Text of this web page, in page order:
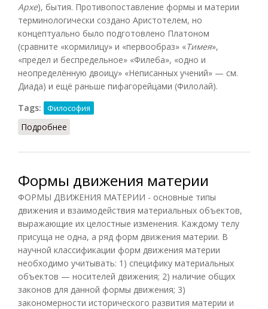
Архе), бытия. Противопоставление формы и материи
терминологически создано Аристотелем, но
концептуально было подготовлено Платоном
(сравните «кормилицу» и «первообраз» «Тимея»,
«предел и беспредельное» «Филеба», «одно и
неопределённую двоицу» «Неписанных учений» — см.
Диада) и ещё раньше пифагорейцами (Филолай).
Tags:
Философия
Подробнее
Формы движения материи
ФОРМЫ ДВИЖЕНИЯ МАТЕРИИ - основные типы
движения и взаимодействия материальных объектов,
выражающие их целостные изменения. Каждому телу
присуща не одна, а ряд форм движения материи. В
научной классификации форм движения материи
необходимо учитывать: 1) специфику материальных
объектов — носителей движения; 2) наличие общих
законов для данной формы движения; 3)
закономерности исторического развития материи и